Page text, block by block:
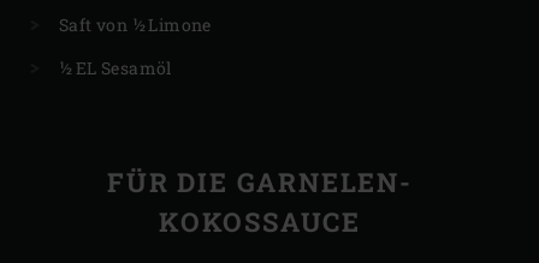
Saft von ½ Limone
½ EL Sesamöl
FÜR DIE GARNELEN-
KOKOSSAUCE